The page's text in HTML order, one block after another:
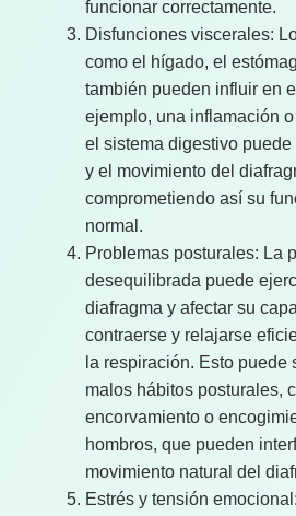
funcionar correctamente.
Disfunciones viscerales:
como el hígado, el
también pueden influir en
ejemplo, una inflamación
el sistema digestivo
y el movimiento del
comprometiendo así su
normal.
Problemas posturales: La
desequilibrada puede
diafragma y afectar su
contraerse y relajarse
la respiración. Esto puede
malos hábitos posturales,
encorvamiento o
hombros, que pueden
movimiento natural del
Estrés y tensión